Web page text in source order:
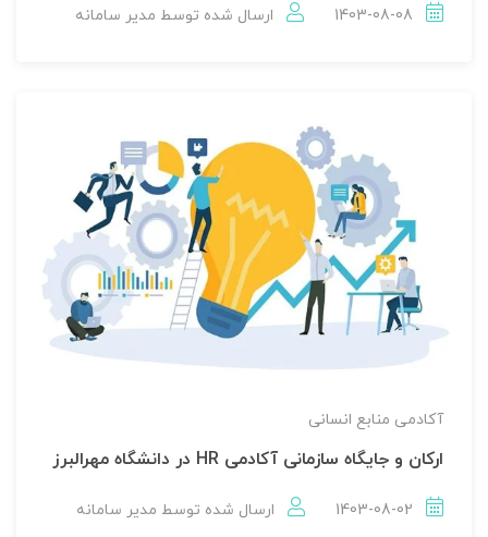
1403-08-08 ارسال شده توسط مدير سامانه
آکادمی منابع انسانی
ارکان و جایگاه سازمانی آکادمی HR در دانشگاه مهرالبرز
1403-08-02 ارسال شده توسط مدير سامانه